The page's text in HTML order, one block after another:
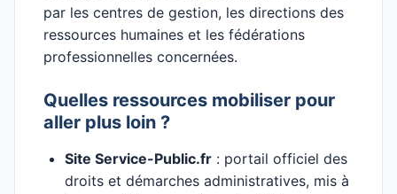
par les centres de gestion, les directions des
ressources humaines et les fédérations
professionnelles concernées.
Quelles ressources mobiliser pour
aller plus loin ?
Site Service-Public.fr : portail officiel des
droits et démarches administratives, mis à